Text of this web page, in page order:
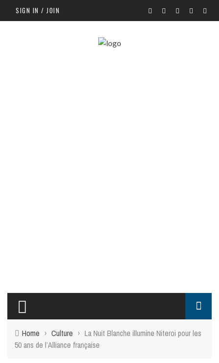
SIGN IN / JOIN
Home › Culture › La Nuit Blanche illumine Niteroi pour les
50 ans de l’Alliance française